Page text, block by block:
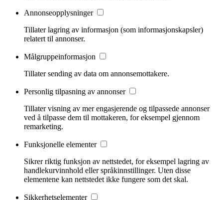
Annonseopplysninger
Tillater lagring av informasjon (som informasjonskapsler)
relatert til annonser.
Målgruppeinformasjon
Tillater sending av data om annonsemottakere.
Personlig tilpasning av annonser
Tillater visning av mer engasjerende og tilpassede annonser
ved å tilpasse dem til mottakeren, for eksempel gjennom
remarketing.
Funksjonelle elementer
Sikrer riktig funksjon av nettstedet, for eksempel lagring av
handlekurvinnhold eller språkinnstillinger. Uten disse
elementene kan nettstedet ikke fungere som det skal.
Sikkerhetselementer